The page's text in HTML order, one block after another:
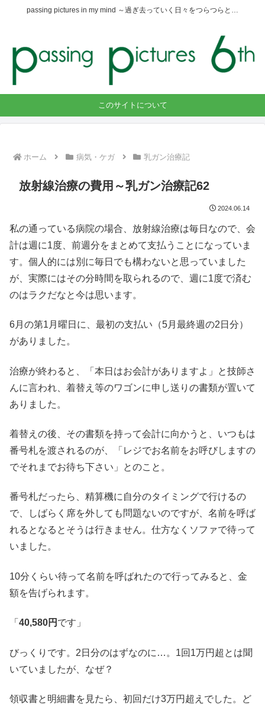
passing pictures in my mind ～過ぎ去っていく日々をつらつらと…
このサイトについて
ホーム 病気・ケガ 乳ガン治療記
放射線治療の費用～乳ガン治療記62
2024.06.14
私の通っている病院の場合、放射線治療は毎日なので、会
計は週に1度、前週分をまとめて支払うことになっていま
す。個人的には別に毎日でも構わないと思っていました
が、実際にはその分時間を取られるので、週に1度で済む
のはラクだなと今は思います。
6月の第1月曜日に、最初の支払い（5月最終週の2日分）
がありました。
治療が終わると、「本日はお会計がありますよ」と技師さ
んに言われ、着替え等のワゴンに申し送りの書類が置いて
ありました。
着替えの後、その書類を持って会計に向かうと、いつもは
番号札を渡されるのが、「レジでお名前をお呼びしますの
でそれまでお待ち下さい」とのこと。
番号札だったら、精算機に自分のタイミングで行けるの
で、しばらく席を外しても問題ないのですが、名前を呼ば
れるとなるとそうは行きません。仕方なくソファで待って
いました。
10分くらい待って名前を呼ばれたので行ってみると、金
額を告げられます。
「 40,580円 です」
びっくりです。2日分のはずなのに…。1回1万円超とは聞
いていましたが、なぜ？
領収書と明細書を見たら、初回だけ3万円超えでした。ど